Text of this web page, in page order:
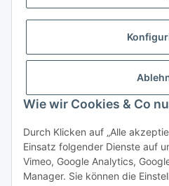
Wie wir Cookies & Co
Durch Klicken auf „Alle
Einsatz folgender Dienste auf
Vimeo, Google Analytics,
Manager. Sie können die
PayPal
Kreditkarte
Banklastschrift
Rechnungskauf
Gesetzliche Informationen